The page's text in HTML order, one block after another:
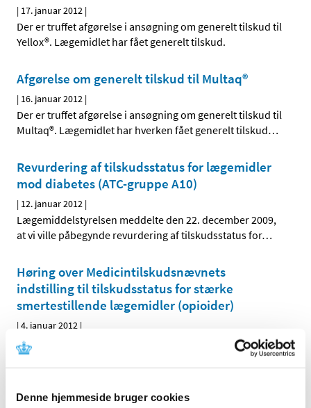
Denne hjemmeside bruger cookies
| 17. januar 2012 |
Der er truffet afgørelse i ansøgning om generelt tilskud til
Yellox®. Lægemidlet har fået generelt tilskud.
Afgørelse om generelt tilskud til Multaq®
| 16. januar 2012 |
Der er truffet afgørelse i ansøgning om generelt tilskud til
Multaq®. Lægemidlet har hverken fået generelt tilskud…
Revurdering af tilskudsstatus for lægemidler
mod diabetes (ATC-gruppe A10)
| 12. januar 2012 |
Lægemiddelstyrelsen meddelte den 22. december 2009,
at vi ville påbegynde revurdering af tilskudsstatus for…
Høring over Medicintilskudsnævnets
indstilling til tilskudsstatus for stærke
smertestillende lægemidler (opioider)
|4. januar 2012 |
Medicintilskudsnævnet har på Lægemiddelstyrelsens
foranledning revurderet tilskudsstatus for lægemidler i…
Alle (2506)